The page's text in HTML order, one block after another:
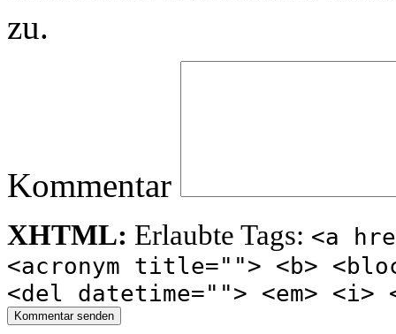
zu.
Kommentar
XHTML: Erlaubte Tags: <a
<acronym title=""> <b>
<del datetime=""> <em>
Kommentar senden